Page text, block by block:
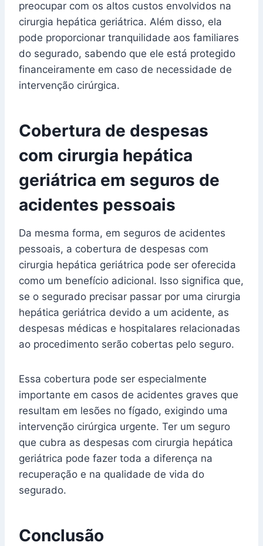
preocupar com os altos custos envolvidos na
cirurgia hepática geriátrica. Além disso, ela
pode proporcionar tranquilidade aos familiares
do segurado, sabendo que ele está protegido
financeiramente em caso de necessidade de
intervenção cirúrgica.
Cobertura de despesas
com cirurgia hepática
geriátrica em seguros de
acidentes pessoais
Da mesma forma, em seguros de acidentes
pessoais, a cobertura de despesas com
cirurgia hepática geriátrica pode ser oferecida
como um benefício adicional. Isso significa que,
se o segurado precisar passar por uma cirurgia
hepática geriátrica devido a um acidente, as
despesas médicas e hospitalares relacionadas
ao procedimento serão cobertas pelo seguro.
Essa cobertura pode ser especialmente
importante em casos de acidentes graves que
resultam em lesões no fígado, exigindo uma
intervenção cirúrgica urgente. Ter um seguro
que cubra as despesas com cirurgia hepática
geriátrica pode fazer toda a diferença na
recuperação e na qualidade de vida do
segurado.
Conclusão